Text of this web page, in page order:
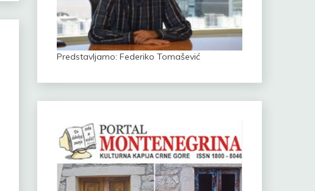
Predstavljamo: Federiko Tomašević